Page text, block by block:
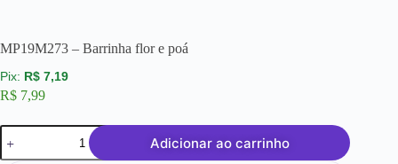
MP19M273 – Barrinha flor e poá
R$ 7,19
R$ 7,99
Adicionar ao carrinho